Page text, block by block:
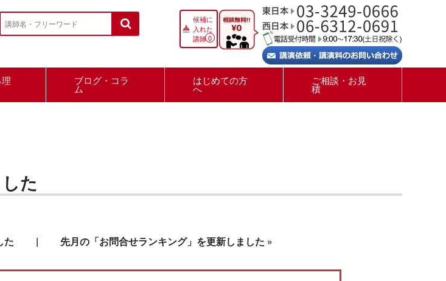
候補に
入れた
講師0
ブログ・コラ
ム
はじめての方
へ
ご相談・お見
積
た
た | 先月の「お問合せランキング」を更新しました »